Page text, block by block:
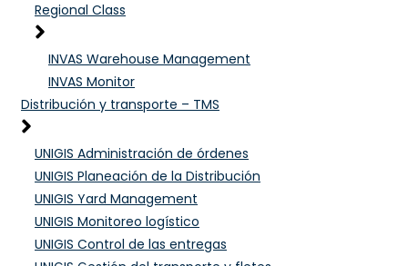
Regional Class
INVAS Warehouse Management
INVAS Monitor
Distribución y transporte – TMS
UNIGIS Administración de órdenes
UNIGIS Planeación de la Distribución
UNIGIS Yard Management
UNIGIS Monitoreo logístico
UNIGIS Control de las entregas